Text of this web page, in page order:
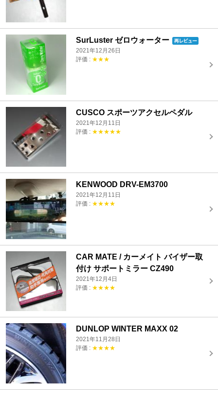
SurLuster ゼロウォーター
2021年12月26日
評価 : ★★★
CUSCO スポーツアクセルペダル
2021年12月11日
評価 : ★★★★★
KENWOOD DRV-EM3700
2021年12月11日
評価 : ★★★★
CAR MATE / カーメイト バイザー取
付け サポートミラー CZ490
2021年12月4日
評価 : ★★★★
DUNLOP WINTER MAXX 02
2021年11月28日
評価 : ★★★★